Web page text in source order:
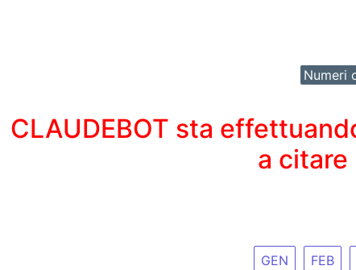
Numeri
CLAUDEBOT sta
a citare
GEN FEB